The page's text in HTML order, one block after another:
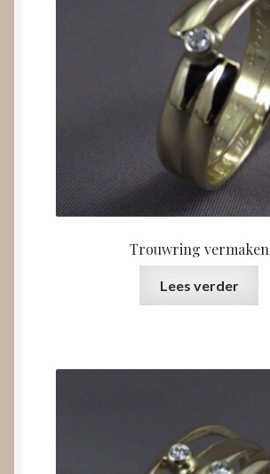
Trouwring vermaken
Lees verder